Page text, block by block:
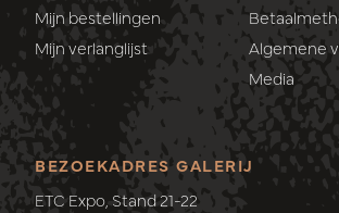
Mijn bestellingen
Mijn verlanglijst
Algemene
Media
BEZOEKADRES GALERIJ
ETC Expo, Stand 21-22